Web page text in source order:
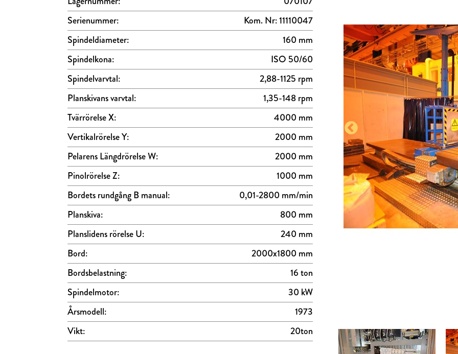
Serienummer:
Kom. Nr: 11110047
Spindeldiameter:
160 mm
Spindelkona:
ISO 50/60
Spindelvarvtal:
2,88-1125 rpm
Planskivans varvtal:
1,35-148 rpm
Tvärrörelse X:
4000 mm
Vertikalrörelse Y:
2000 mm
Pelarens Längdrörelse W:
2000 mm
Pinolrörelse Z:
1000 mm
Bordets rundgång B manual:
0,01-2800 mm/min
Planskiva:
800 mm
Planslidens rörelse U:
240 mm
Bord:
2000x1800 mm
Bordsbelastning:
16 ton
Spindelmotor:
30 kW
Årsmodell:
1973
Vikt:
20ton